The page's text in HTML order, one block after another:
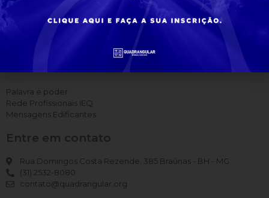
Palavra e poder
Rede Profissionais IEQ
Mensagens Edificantes
Entre em contato
Rua Domingos Costa Rezende, 385 Braúnas - BH - MG
(31) 2532-8080
contato@quadrangular.org